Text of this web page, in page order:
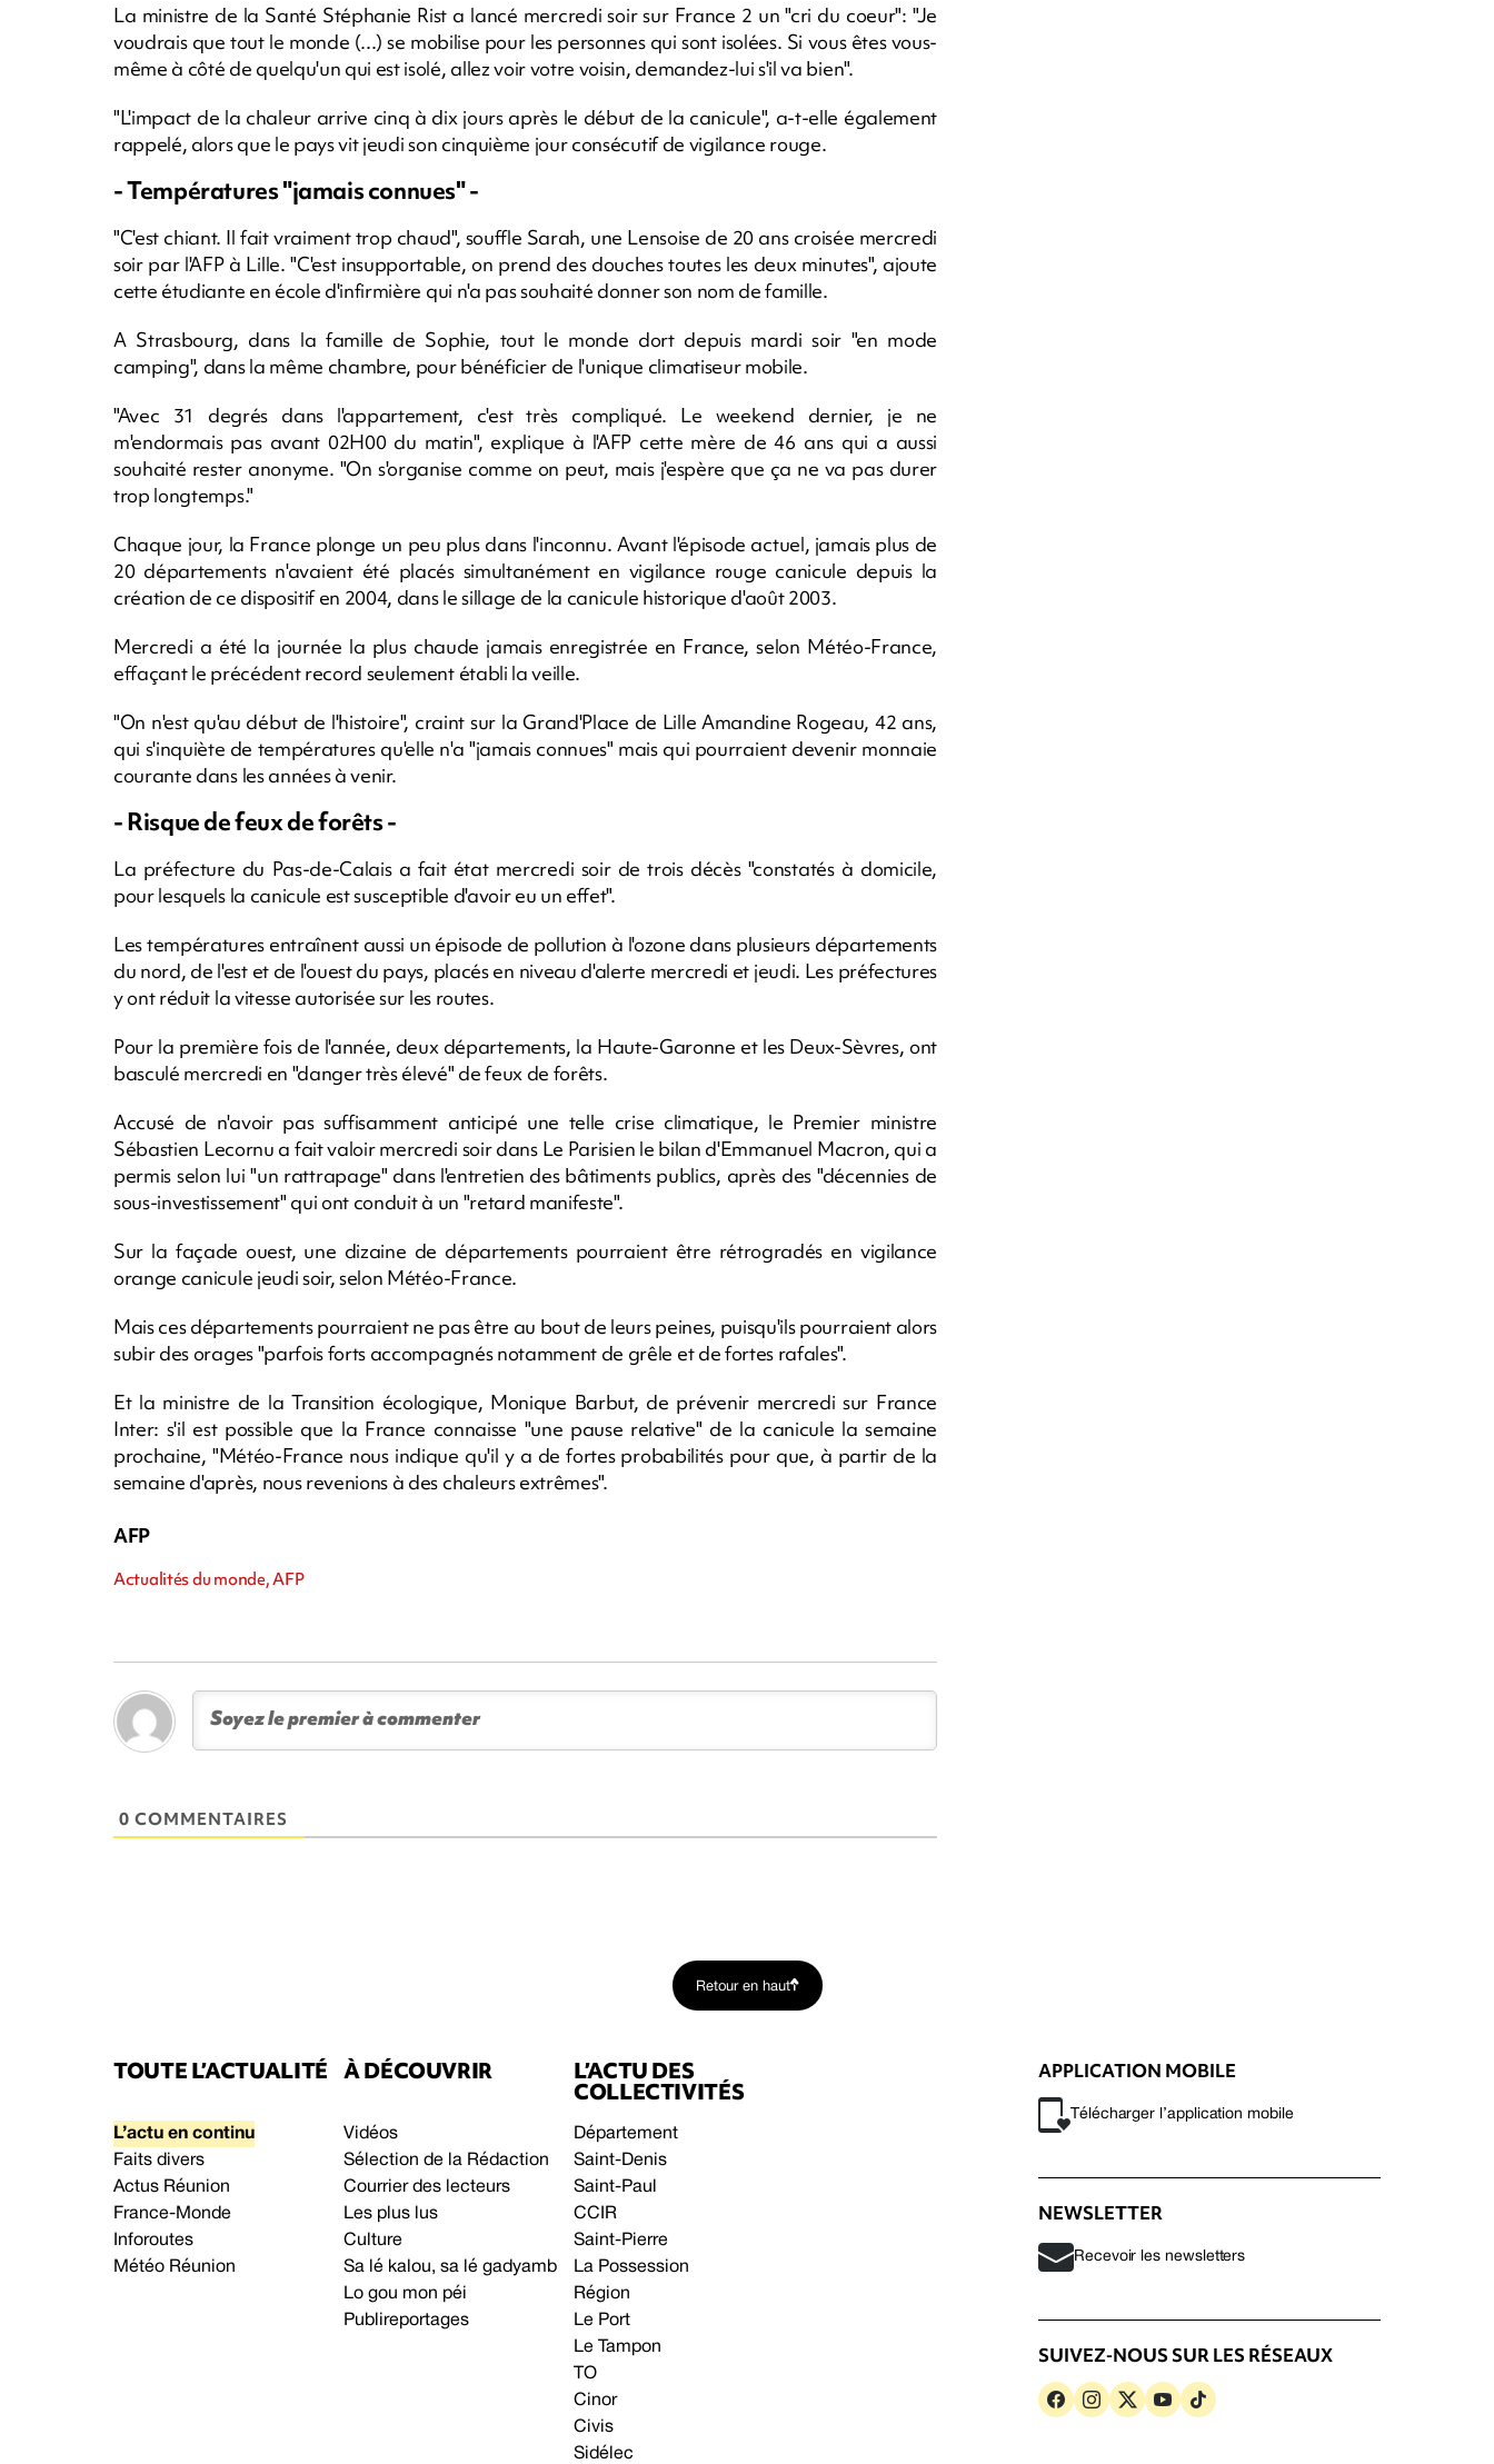
La ministre de la Santé Stéphanie Rist a lancé mercredi soir sur France 2 un "cri du coeur": "Je
voudrais que tout le monde (...) se mobilise pour les personnes qui sont isolées. Si vous êtes vous-
même à côté de quelqu'un qui est isolé, allez voir votre voisin, demandez-lui s'il va bien".
"L'impact de la chaleur arrive cinq à dix jours après le début de la canicule", a-t-elle également
rappelé, alors que le pays vit jeudi son cinquième jour consécutif de vigilance rouge.
- Températures "jamais connues" -
"C'est chiant. Il fait vraiment trop chaud", souffle Sarah, une Lensoise de 20 ans croisée mercredi
soir par l'AFP à Lille. "C'est insupportable, on prend des douches toutes les deux minutes", ajoute
cette étudiante en école d'infirmière qui n'a pas souhaité donner son nom de famille.
A Strasbourg, dans la famille de Sophie, tout le monde dort depuis mardi soir "en mode
camping", dans la même chambre, pour bénéficier de l'unique climatiseur mobile.
"Avec 31 degrés dans l'appartement, c'est très compliqué. Le weekend dernier, je ne
m'endormais pas avant 02H00 du matin", explique à l'AFP cette mère de 46 ans qui a aussi
souhaité rester anonyme. "On s'organise comme on peut, mais j'espère que ça ne va pas durer
trop longtemps."
Chaque jour, la France plonge un peu plus dans l'inconnu. Avant l'épisode actuel, jamais plus de
20 départements n'avaient été placés simultanément en vigilance rouge canicule depuis la
création de ce dispositif en 2004, dans le sillage de la canicule historique d'août 2003.
Mercredi a été la journée la plus chaude jamais enregistrée en France, selon Météo-France,
effaçant le précédent record seulement établi la veille.
"On n'est qu'au début de l'histoire", craint sur la Grand'Place de Lille Amandine Rogeau, 42 ans,
qui s'inquiète de températures qu'elle n'a "jamais connues" mais qui pourraient devenir monnaie
courante dans les années à venir.
- Risque de feux de forêts -
La préfecture du Pas-de-Calais a fait état mercredi soir de trois décès "constatés à domicile,
pour lesquels la canicule est susceptible d'avoir eu un effet".
Les températures entraînent aussi un épisode de pollution à l'ozone dans plusieurs départements
du nord, de l'est et de l'ouest du pays, placés en niveau d'alerte mercredi et jeudi. Les préfectures
y ont réduit la vitesse autorisée sur les routes.
Pour la première fois de l'année, deux départements, la Haute-Garonne et les Deux-Sèvres, ont
basculé mercredi en "danger très élevé" de feux de forêts.
Accusé de n'avoir pas suffisamment anticipé une telle crise climatique, le Premier ministre
Sébastien Lecornu a fait valoir mercredi soir dans Le Parisien le bilan d'Emmanuel Macron, qui a
permis selon lui "un rattrapage" dans l'entretien des bâtiments publics, après des "décennies de
sous-investissement" qui ont conduit à un "retard manifeste".
Sur la façade ouest, une dizaine de départements pourraient être rétrogradés en vigilance
orange canicule jeudi soir, selon Météo-France.
Mais ces départements pourraient ne pas être au bout de leurs peines, puisqu'ils pourraient alors
subir des orages "parfois forts accompagnés notamment de grêle et de fortes rafales".
Et la ministre de la Transition écologique, Monique Barbut, de prévenir mercredi sur France
Inter: s'il est possible que la France connaisse "une pause relative" de la canicule la semaine
prochaine, "Météo-France nous indique qu'il y a de fortes probabilités pour que, à partir de la
semaine d'après, nous revenions à des chaleurs extrêmes".
AFP
Actualités du monde, AFP
0 COMMENTAIRES
Retour en haut
TOUTE L’ACTUALITÉ
L’actu en continu
Faits divers
Actus Réunion
France-Monde
Inforoutes
Météo Réunion
À DÉCOUVRIR
Vidéos
Sélection de la Rédaction
Courrier des lecteurs
Les plus lus
Culture
Sa lé kalou, sa lé gadyamb
Lo gou mon péi
Publireportages
L’ACTU DES
COLLECTIVITÉS
Département
Saint-Denis
Saint-Paul
CCIR
Saint-Pierre
La Possession
Région
Le Port
Le Tampon
TO
Cinor
Civis
Sidélec
APPLICATION MOBILE
Télécharger l’application mobile
NEWSLETTER
Recevoir les newsletters
SUIVEZ-NOUS SUR LES RÉSEAUX